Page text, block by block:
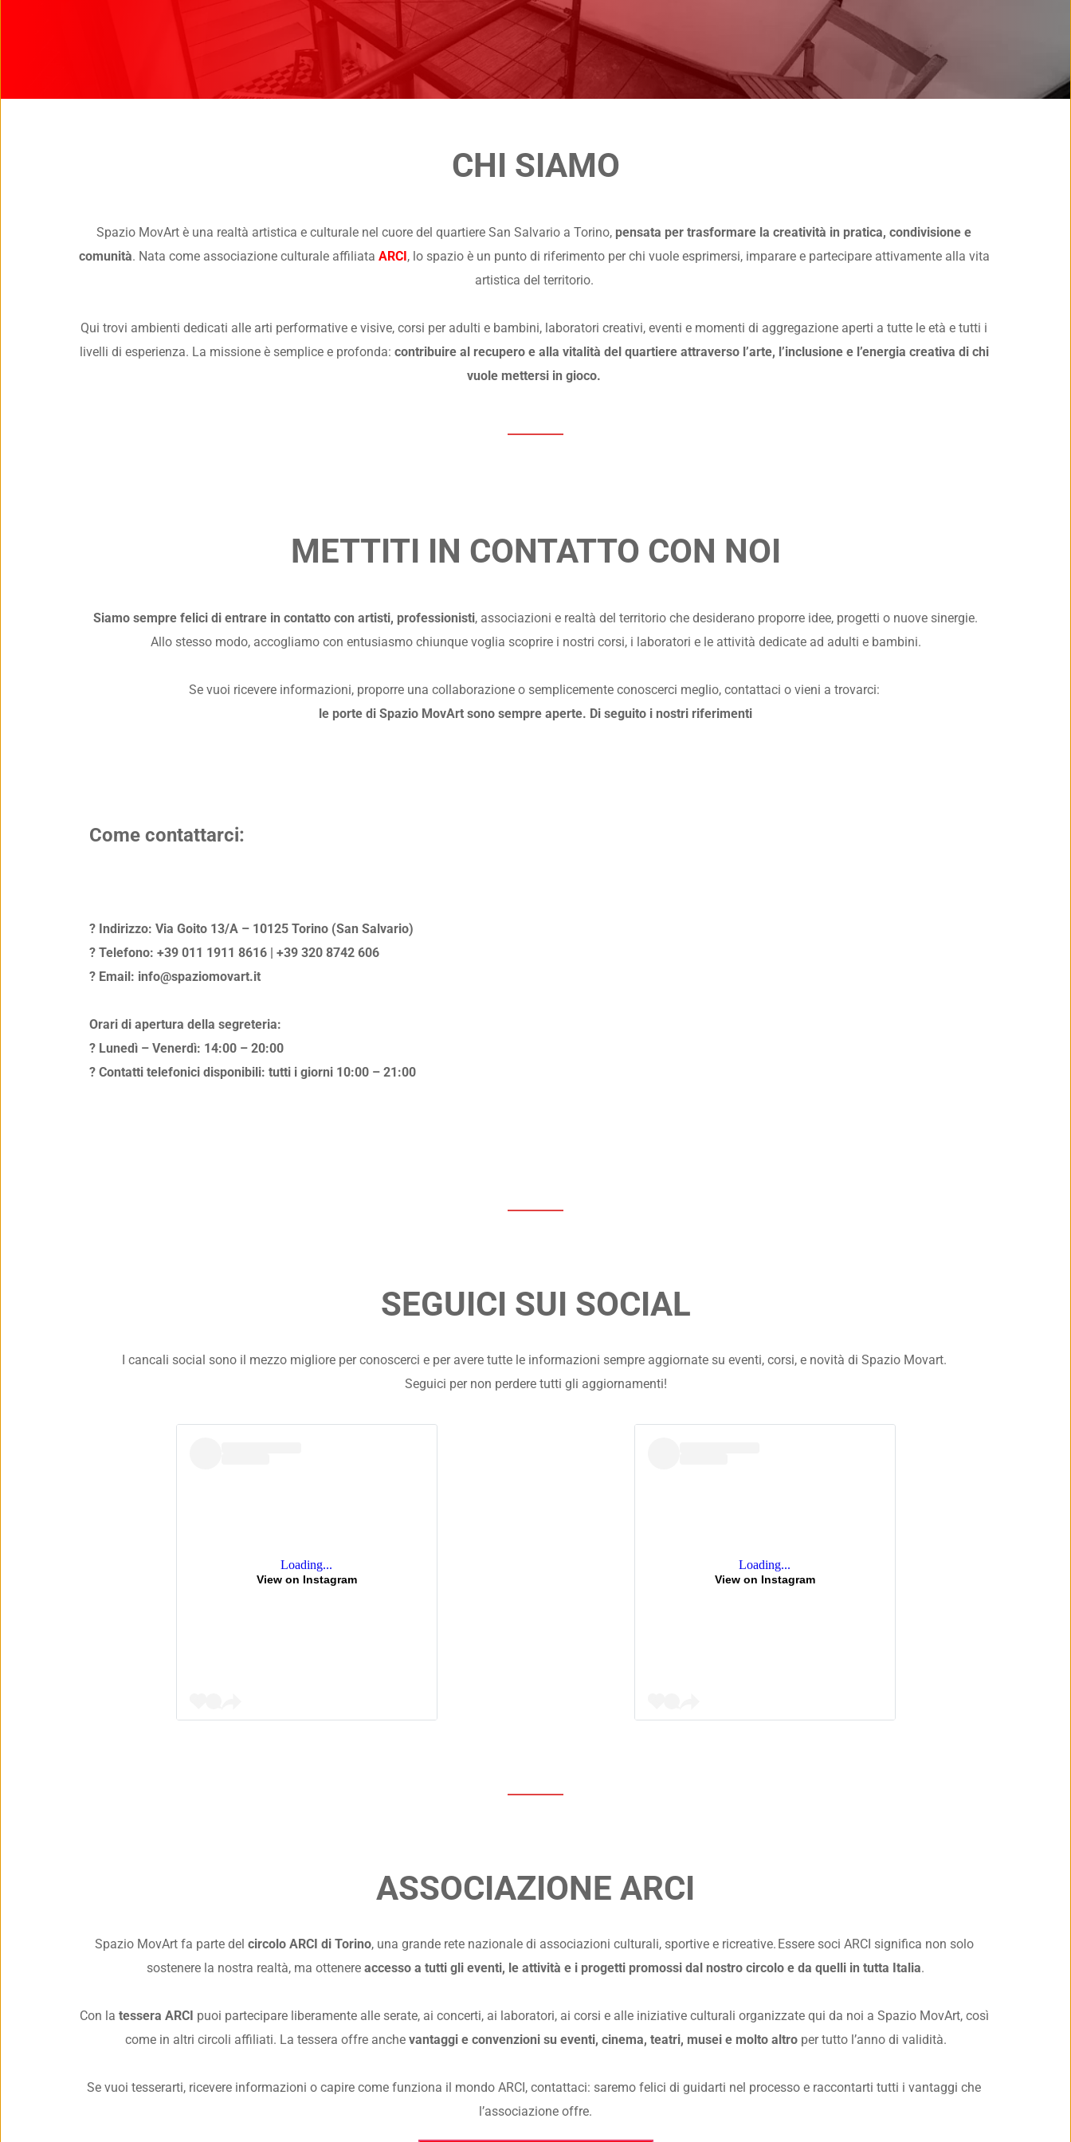
CHI SIAMO
Spazio MovArt è una realtà artistica e culturale nel cuore del quartiere San Salvario a Torino, pensata per trasformare la creatività in pratica, condivisione e
comunità. Nata come associazione culturale affiliata ARCI , lo spazio è un punto di riferimento per chi vuole esprimersi, imparare e partecipare attivamente alla vita
artistica del territorio.
Qui trovi ambienti dedicati alle arti performative e visive, corsi per adulti e bambini, laboratori creativi, eventi e momenti di aggregazione aperti a tutte le età e tutti i
livelli di esperienza. La missione è semplice e profonda: contribuire al recupero e alla vitalità del quartiere attraverso l’arte, l’inclusione e l’energia creativa di chi
vuole mettersi in gioco.
METTITI IN CONTATTO CON NOI
Siamo sempre felici di entrare in contatto con artisti, professionisti, associazioni e realtà del territorio che desiderano proporre idee, progetti o nuove sinergie.
Allo stesso modo, accogliamo con entusiasmo chiunque voglia scoprire i nostri corsi, i laboratori e le attività dedicate ad adulti e bambini.
Se vuoi ricevere informazioni, proporre una collaborazione o semplicemente conoscerci meglio, contattaci o vieni a trovarci:
le porte di Spazio MovArt sono sempre aperte. Di seguito i nostri riferimenti
Come contattarci:
? Indirizzo: Via Goito 13/A – 10125 Torino (San Salvario)
? Telefono: +39 011 1911 8616 | +39 320 8742 606
? Email: info@spaziomovart.it
Orari di apertura della segreteria:
? Lunedì – Venerdì: 14:00 – 20:00
? Contatti telefonici disponibili: tutti i giorni 10:00 – 21:00
SEGUICI SUI SOCIAL
I cancali social sono il mezzo migliore per conoscerci e per avere tutte le informazioni sempre aggiornate su eventi, corsi, e novità di Spazio Movart.
Seguici per non perdere tutti gli aggiornamenti!
Loading...
View on Instagram
Loading...
View on Instagram
ASSOCIAZIONE ARCI
Spazio MovArt fa parte del circolo ARCI di Torino, una grande rete nazionale di associazioni culturali, sportive e ricreative. Essere soci ARCI significa non solo
sostenere la nostra realtà, ma ottenere accesso a tutti gli eventi, le attività e i progetti promossi dal nostro circolo e da quelli in tutta Italia.
Con la tessera ARCI puoi partecipare liberamente alle serate, ai concerti, ai laboratori, ai corsi e alle iniziative culturali organizzate qui da noi a Spazio MovArt, così
come in altri circoli affiliati. La tessera offre anche vantaggi e convenzioni su eventi, cinema, teatri, musei e molto altro per tutto l’anno di validità.
Se vuoi tesserarti, ricevere informazioni o capire come funziona il mondo ARCI, contattaci: saremo felici di guidarti nel processo e raccontarti tutti i vantaggi che
l’associazione offre.